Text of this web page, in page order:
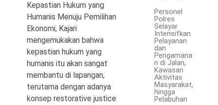
Kepastian Hukum yang
Humanis Menuju Pemilihan
Ekonomi, Kajari
mengemukakan bahwa
kepastian hukum yang
humanis itu akan sangat
membantu di lapangan,
terutama dengan adanya
konsep restorative justice
Personel
Polres
Selayar
Intensifkan
Pelayanan
dan
Pengamana
n di Jalan,
Kawasan
Aktivitas
Masyarakat,
hingga
Pelabuhan